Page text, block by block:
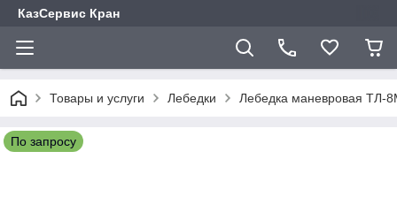
КазСервис Кран
Товары и услуги Лебедки Лебедка маневровая ТЛ-
По запросу